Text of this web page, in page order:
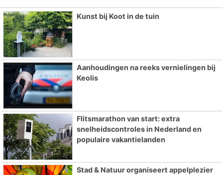
Kunst bij Koot in de tuin
Aanhoudingen na reeks vernielingen bij
Keolis
Flitsmarathon van start: extra
snelheidscontroles in Nederland en
populaire vakantielanden
Stad & Natuur organiseert appelplezier